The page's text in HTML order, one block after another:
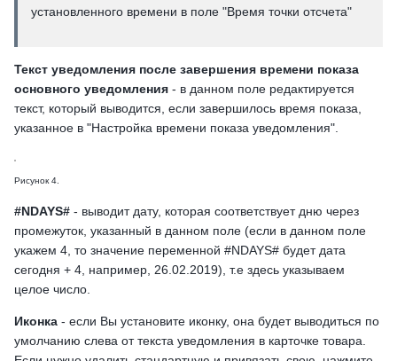
установленного времени в поле "Время точки отсчета"
Текст уведомления после завершения времени показа
основного уведомления - в данном поле редактируется
текст, который выводится, если завершилось время показа,
указанное в "Настройка времени показа уведомления".
Рисунок 4.
#NDAYS# - выводит дату, которая соответствует дню через
промежуток, указанный в данном поле (если в данном поле
укажем 4, то значение переменной #NDAYS# будет дата
сегодня + 4, например, 26.02.2019), т.е здесь указываем
целое число.
Иконка - если Вы установите иконку, она будет выводиться по
умолчанию слева от текста уведомления в карточке товара.